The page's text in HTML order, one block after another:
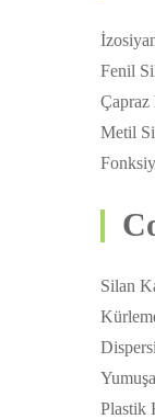
Fenil
Çapraz
Metil
Silan
Plastik